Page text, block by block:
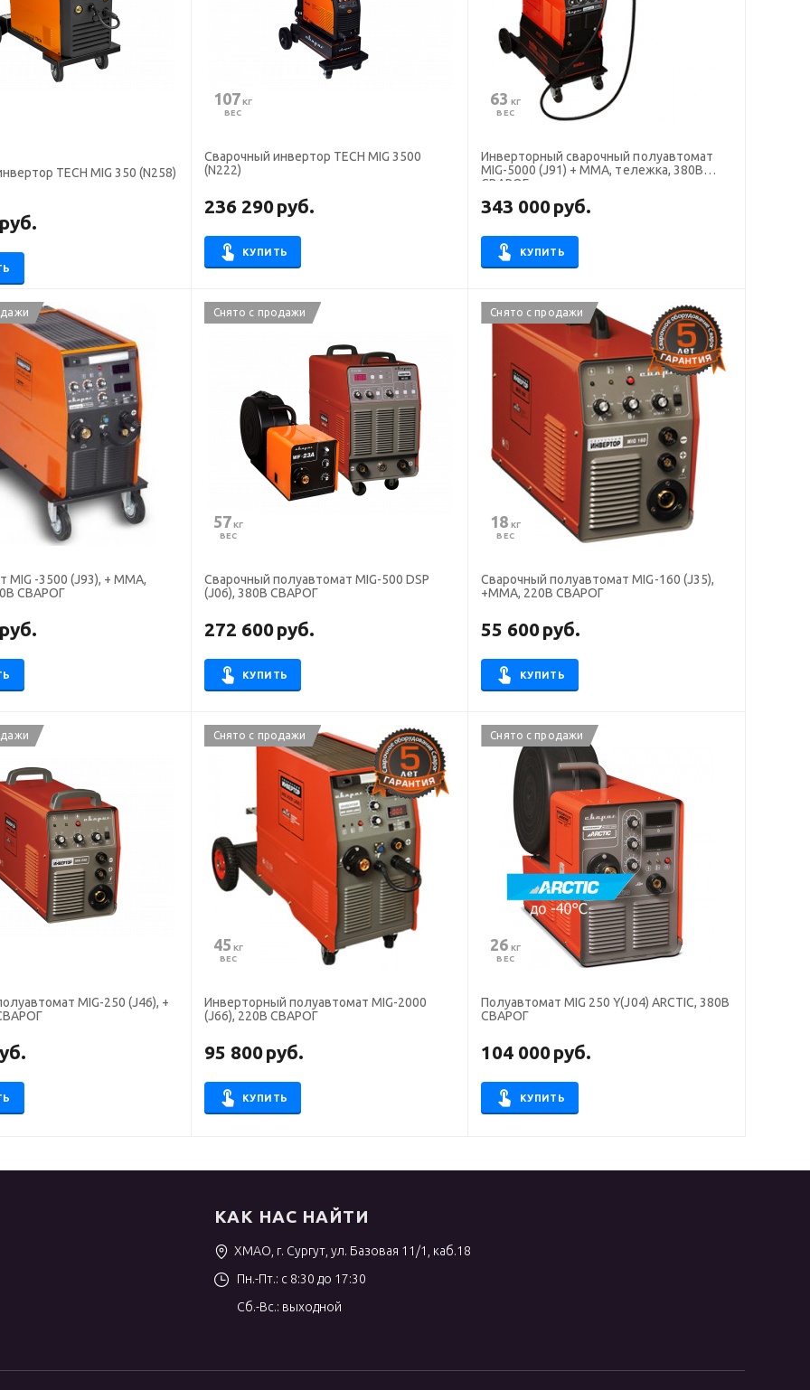
TECH MIG 350 (N258)
руб.
107 КГ
ВЕС
Сварочный инвертор TECH MIG 3500
(N222)
236 290руб.
КУПИТЬ
63 КГ
ВЕС
Инверторный сварочный полуавтомат
MIG-5000 (J91) + ММА, тележка, 380В
СВАРОГ
343 000руб.
КУПИТЬ
MIG -3500 (J93), + ММА,
СВАРОГ
руб.
Снято с продажи
57 КГ
ВЕС
Сварочный полуавтомат MIG-500 DSP
(J06), 380В СВАРОГ
272 600руб.
КУПИТЬ
Снято с продажи
18 КГ
ВЕС
Сварочный полуавтомат MIG-160 (J35),
+ММА, 220В СВАРОГ
55 600руб.
КУПИТЬ
MIG-250 (J46), +
Снято с продажи
45 КГ
ВЕС
Инверторный полуавтомат MIG-2000
(J66), 220B СВАРОГ
95 800руб.
КУПИТЬ
Снято с продажи
26 КГ
ВЕС
Полуавтомат MIG 250 Y(J04) ARCTIC, 380В
СВАРОГ
104 000руб.
КУПИТЬ
КАК НАС НАЙТИ
ХМАО, г. Сургут, ул. Базовая 11/1, каб.18
Пн.-Пт.: с 8:30 до 17:30
Сб.-Вс.: выходной